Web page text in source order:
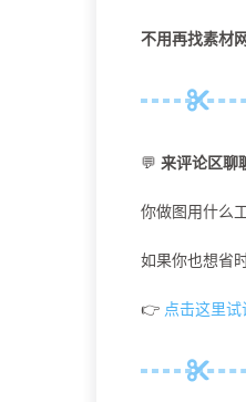
不用再找素材网
💬 来评论区聊
你做图用什么
如果你也想省
👉 点击这里